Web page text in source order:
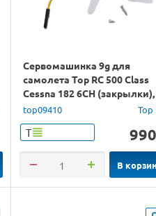
Сервомашинка 9g для
самолета Top RC 500 Class
Cessna 182 6СH (закрылки),
провод 550мм
top09410 Top
Т 990
В